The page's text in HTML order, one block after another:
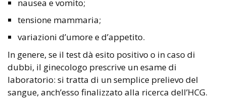
nausea e vomito;
tensione mammaria;
variazioni d’umore e d’appetito.
In genere, se il test dà esito positivo o in caso di
dubbi, il ginecologo prescrive un esame di
laboratorio: si tratta di un semplice prelievo del
sangue, anch’esso finalizzato alla ricerca dell’HCG.